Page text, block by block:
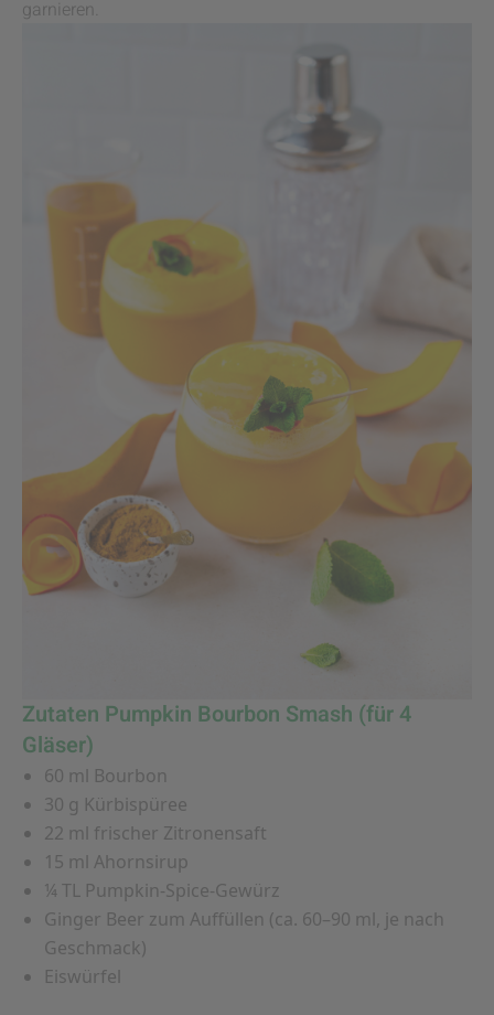
garnieren.
Zutaten Pumpkin Bourbon Smash (für 4
Gläser)
60 ml Bourbon
30 g Kürbispüree
22 ml frischer Zitronensaft
15 ml Ahornsirup
¼ TL Pumpkin-Spice-Gewürz
Ginger Beer zum Auffüllen (ca. 60–90 ml, je nach
Geschmack)
Eiswürfel